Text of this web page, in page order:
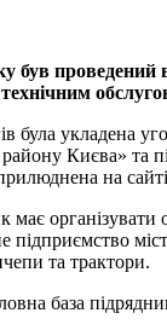
був
була укладена
Києва» та
на
має
та трактори.
база